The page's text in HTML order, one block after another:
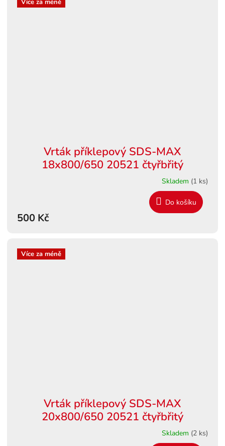
Více za méně
Vrták příklepový SDS-MAX
18x800/650 20521 čtyřbřitý
Skladem (1 ks)
500 Kč
Do košíku
Více za méně
Vrták příklepový SDS-MAX
20x800/650 20521 čtyřbřitý
Skladem (2 ks)